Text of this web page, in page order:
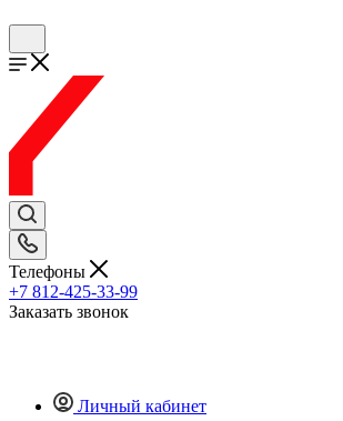
Телефоны
+7 812-425-33-99
Заказать звонок
Личный кабинет